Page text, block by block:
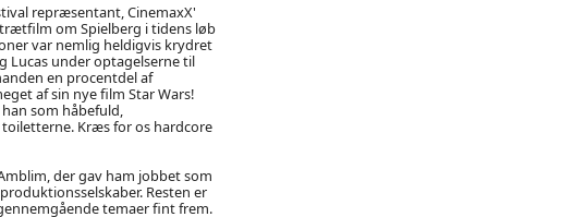
repræsentant, CinemaxX'
om Spielberg i tidens løb
var nemlig heldigvis krydret
Lucas under optagelserne til
en procentdel af
af sin nye film Star Wars!
som håbefuld,
Kræs for os hardcore
der gav ham jobbet som
Resten er
temaer fint frem.